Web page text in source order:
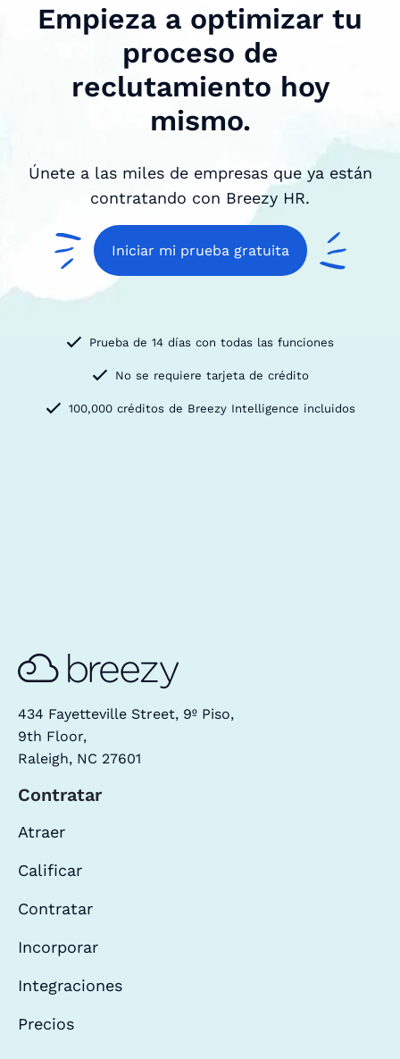
Empieza a optimizar tu
proceso de
reclutamiento hoy
mismo.
Únete a las miles de empresas que ya están
contratando con Breezy HR.
Iniciar mi prueba gratuita
Prueba de 14 días con todas las funciones
No se requiere tarjeta de crédito
100,000 créditos de Breezy Intelligence incluidos
434 Fayetteville Street, 9º Piso,
9th Floor,
Raleigh, NC 27601
Contratar
Atraer
Calificar
Contratar
Incorporar
Integraciones
Precios